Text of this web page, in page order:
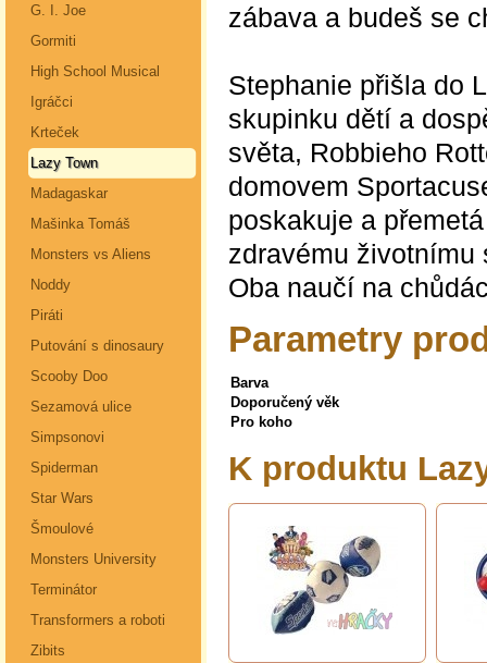
G. I. Joe
Gormiti
High School Musical
Igráčci
Krteček
Lazy Town
Madagaskar
Mašinka Tomáš
Monsters vs Aliens
Noddy
Piráti
Putování s dinosaury
Scooby Doo
Sezamová ulice
Simpsonovi
Spiderman
Star Wars
Šmoulové
Monsters University
Terminátor
Transformers a roboti
Zibits
zábava a budeš se
Stephanie přišla do
skupinku dětí a
světa, Robbieho
domovem
poskakuje a
zdravému životnímu
Oba naučí na
Parametry
Barva
Doporučený věk
Pro koho
K produktu